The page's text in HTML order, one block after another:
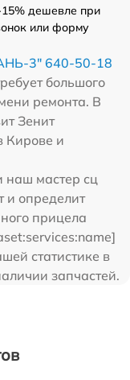
дешевле при
или форму
3" 640-50-18
большого
ремонта. В
Зенит
Кирове и
наш мастер сц
и определит
прицела
статистике в
запчастей.